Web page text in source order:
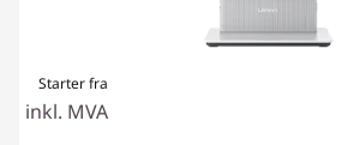
Starter fra
inkl. MVA